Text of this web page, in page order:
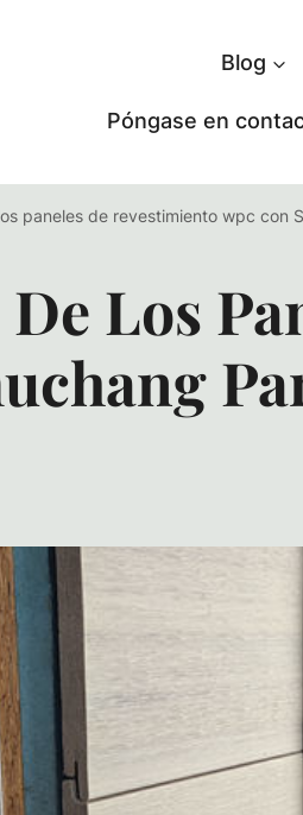
Blog
Póngase en
paneles de revestimiento wpc con
Los